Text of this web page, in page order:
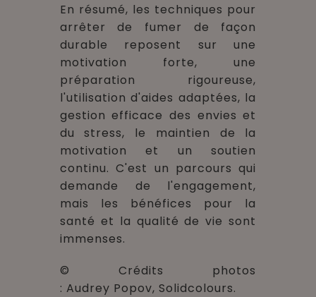
En résumé, les techniques pour
arrêter de fumer de façon
durable reposent sur une
motivation forte, une
préparation rigoureuse,
l'utilisation d'aides adaptées, la
gestion efficace des envies et
du stress, le maintien de la
motivation et un soutien
continu. C'est un parcours qui
demande de l'engagement,
mais les bénéfices pour la
santé et la qualité de vie sont
immenses.
© Crédits photos
: Audrey Popov, Solidcolours.